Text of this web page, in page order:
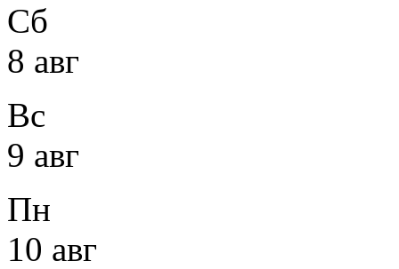
Сб
8 авг
Вс
9 авг
Пн
10 авг